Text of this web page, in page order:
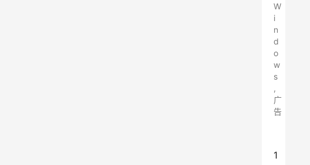
W
i
n
d
o
w
s
,
广
告
1